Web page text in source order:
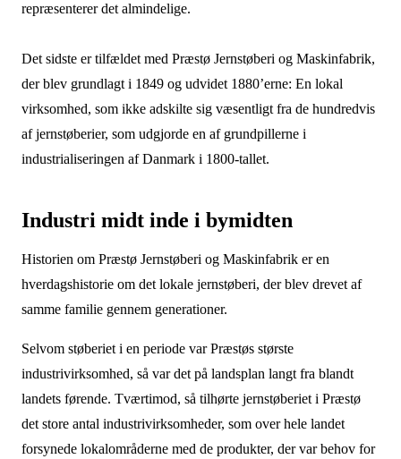
repræsenterer det almindelige.
Det sidste er tilfældet med Præstø Jernstøberi og Maskinfabrik,
der blev grundlagt i 1849 og udvidet 1880’erne: En lokal
virksomhed, som ikke adskilte sig væsentligt fra de hundredvis
af jernstøberier, som udgjorde en af grundpillerne i
industrialiseringen af Danmark i 1800-tallet.
Industri midt inde i bymidten
Historien om Præstø Jernstøberi og Maskinfabrik er en
hverdagshistorie om det lokale jernstøberi, der blev drevet af
samme familie gennem generationer.
Selvom støberiet i en periode var Præstøs største
industrivirksomhed, så var det på landsplan langt fra blandt
landets førende. Tværtimod, så tilhørte jernstøberiet i Præstø
det store antal industrivirksomheder, som over hele landet
forsynede lokalområderne med de produkter, der var behov for